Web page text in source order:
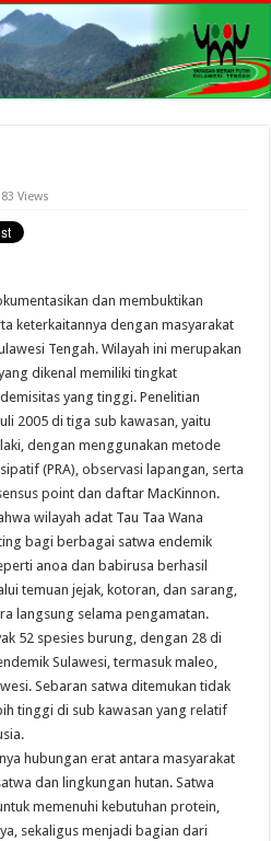
83 Views
dan membuktikan
keterkaitannya dengan masyarakat
Tengah. Wilayah ini merupakan
dikenal memiliki tingkat
yang tinggi. Penelitian
2005 di tiga sub kawasan, yaitu
dengan menggunakan metode
(PRA), observasi lapangan, serta
point dan daftar MacKinnon.
wilayah adat Tau Taa Wana
bagi berbagai satwa endemik
anoa dan babirusa berhasil
temuan jejak, kotoran, dan sarang,
langsung selama pengamatan.
52 spesies burung, dengan 28 di
Sulawesi, termasuk maleo,
Sebaran satwa ditemukan tidak
tinggi di sub kawasan yang relatif
hubungan erat antara masyarakat
dan lingkungan hutan. Satwa
memenuhi kebutuhan protein,
sekaligus menjadi bagian dari